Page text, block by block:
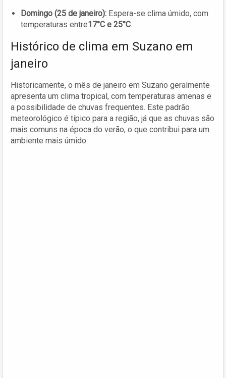
Domingo (25 de janeiro): Espera-se clima úmido, com
temperaturas entre17°C e 25°C.
Histórico de clima em Suzano em
janeiro
Historicamente, o mês de janeiro em Suzano geralmente
apresenta um clima tropical, com temperaturas amenas e
a possibilidade de chuvas frequentes. Este padrão
meteorológico é típico para a região, já que as chuvas são
mais comuns na época do verão, o que contribui para um
ambiente mais úmido.